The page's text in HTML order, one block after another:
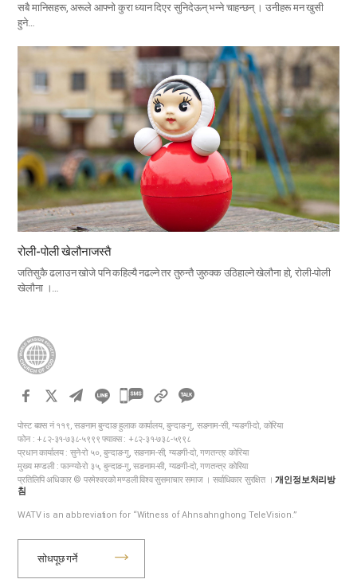
सबै मानिसहरू, अरूले आफ्नो कुरा ध्यान दिएर सुनिदेऊन् भन्ने चाहन्छन् । उनीहरू मन खुसी
हुने…
रोली-पोली खेलौनाजस्तै
जतिसुकै ढलाउन खोजे पनि कहिल्यै नढल्ने तर तुरुन्तै जुरुक्क उठिहाल्ने खेलौना हो, रोली-पोली
खेलौना ।…
카
오
톡
공
하
पोस्ट बक्स नं ११९, सङनाम बुन्दाङ हुलाक कार्यालय, बुन्दाङ-गु, सङनाम-सी, ग्यङगी-दो, कोरिया
फोन : +८२-३१-७३८-५९९९ फ्याक्स : +८२-३१-७३८-५९९८
प्रधान कार्यालय : सुने-रो ५०, बुन्दाङ-गु, सङनाम-सी, ग्यङगी-दो, गणतन्त्र कोरिया
मुख्य मण्डली : फान्ग्यो-रो ३५, बुन्दाङ-गु, सङनाम-सी, ग्यङगी-दो, गणतन्त्र कोरिया
प्रतिलिपि अधिकार © परमेश्वरको मण्डली विश्व सुसमाचार समाज । सर्वाधिकार सुरक्षित ।개인정보처리방
침
WATV is an abbreviation for “Witness of Ahnsahnghong TeleVision.”
सोधपूछ गर्ने